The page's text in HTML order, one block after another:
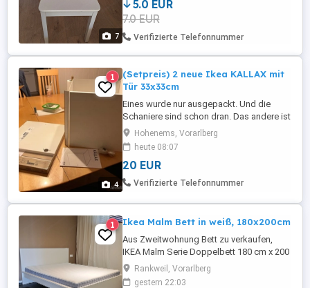
7
Abholung
5.0 EUR
7.0 EUR
Verifizierte Telefonnummer
4
1
(Setpreis) 2 neue Ikea KALLAX mit
Tür 33x33cm
Eines wurde nur ausgepackt. Und die
Schaniere sind schon dran. Das andere ist
noch originalverpackt. Fixpreis.
Hohenems, Vorarlberg
heute 08:07
20 EUR
Verifizierte Telefonnummer
1 Ikea Malm Bett in weiß, 180x200cm
Aus Zweitwohnung Bett zu verkaufen,
IKEA Malm Serie Doppelbett 180 cm x 200
cm - Matratze kann für 50 Euro
mitgenommen werden.
Rankweil, Vorarlberg
gestern 22:03